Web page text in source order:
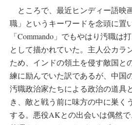
ところで、最近ヒンディー語映
職」というキーワードを念頭に置
「Commando」でもやはり汚職は
として描かれていた。主人公カラ
ため、インドの領土を侵す敵国と
練に励んでいた訳であるが、中国
汚職政治家たちによる政治の道具
き、敵と戦う前に味方の中に巣く
する。悪役AKとの出会いは偶然